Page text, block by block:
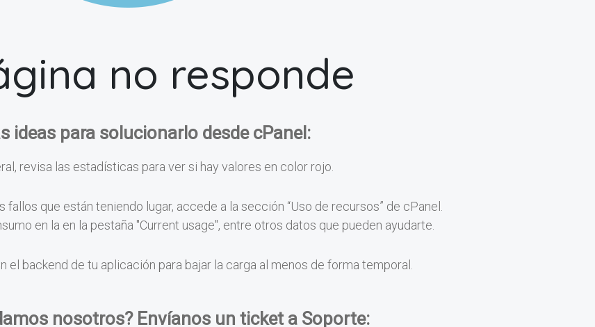
no responde
ideas para solucionarlo desde cPanel:
revisa las estadísticas para ver si hay valores en color rojo.
que están teniendo lugar, accede a la sección “Uso de recursos” de cPanel.
en la en la pestaña "Current usage", entre otros datos que pueden ayudarte.
el backend de tu aplicación para bajar la carga al menos de forma temporal.
nosotros? Envíanos un ticket a Soporte: